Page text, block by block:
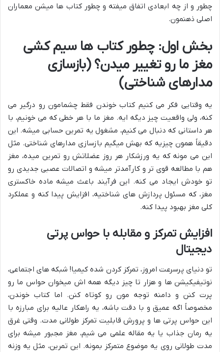
چطور و از چه ابعادی اتفاق میفته و چطور کتاب ها میشن معماران
اصلی ذهنمون.
بخش اول: چطور کتاب ها سیم کشی
مغز ما رو تغییر میدن؟ (بازسازی
مدارهای شناختی)
یه وقتایی فکر می کنیم کتاب خوندن فقط چشمامون رو درگیر می
کنه، ولی واقعیت چیز دیگه ایه. مغز ما با هر خطی که می خونیم، با
هر داستانی که دنبال می کنیم، مشغول یه تمرین حسابی میشه. این
دقیقاً همون چیزیه که بهش میگیم بازسازی مدارهای شناختی. مثل
این می مونه که یه ورزشکار هر روز عضلاتش رو تمرین میده، مغز
هم با مطالعه قوی تر و کارآمدتر میشه و اتصالات عصبی جدیدی رو
تو خودش ایجاد می کنه. این فرآیند باعث میشه ماده خاکستری
مغز، که مسئول پردازش های شناختیه، افزایش پیدا کنه و عملکرد
کلی مغز بهبود پیدا کنه.
افزایش تمرکز و مقابله با حواس پرتی
دیجیتال
تو دنیای پرسرعت امروز، تمرکز کردن شده کیمیا! شبکه های اجتماعی،
نوتیفیکیشن ها و هزار تا چیز دیگه همه اش میخوان حواس ما رو
پرت کنن و دامنه توجه مون رو کوتاه کنن. اما کتاب خوندن،
مخصوصاً اگه عمیق و با دقت باشه، یه راهکار عالیه برای مبارزه با
این حواس پرتی ها و پرورش قابلیت تمرکز طولانی مدت. وقتی غرق
یه رمان جذاب یا یه مقاله علمی می شیم، مغز مجبور میشه برای
مدت طولانی روی یه موضوع متمرکز بمونه. این تمرین، مثل یه وزنه